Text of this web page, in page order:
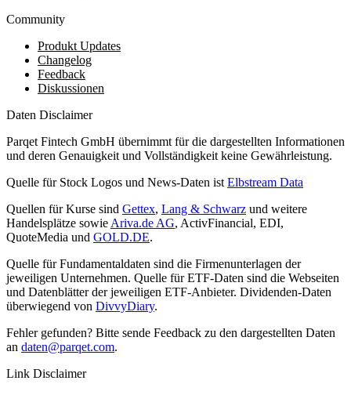
Community
Produkt Updates
Changelog
Feedback
Diskussionen
Daten Disclaimer
Parqet Fintech GmbH übernimmt für die dargestellten Informationen
und deren Genauigkeit und Vollständigkeit keine Gewährleistung.
Quelle für Stock Logos und News-Daten ist Elbstream Data
Quellen für Kurse sind Gettex, Lang & Schwarz und weitere
Handelsplätze sowie Ariva.de AG, ActivFinancial, EDI,
QuoteMedia und GOLD.DE.
Quelle für Fundamentaldaten sind die Firmenunterlagen der
jeweiligen Unternehmen. Quelle für ETF-Daten sind die Webseiten
und Datenblätter der jeweiligen ETF-Anbieter. Dividenden-Daten
überwiegend von DivvyDiary.
Fehler gefunden? Bitte sende Feedback zu den dargestellten Daten
an daten@parqet.com.
Link Disclaimer